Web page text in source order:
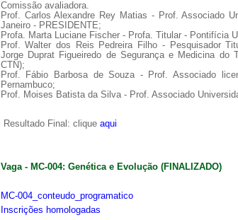
Comissão avaliadora.
Prof. Carlos Alexandre Rey Matias - Prof. Associado
Janeiro - PRESIDENTE;
Profa. Marta Luciane Fischer - Profa. Titular - Pontifícia
Prof. Walter dos Reis Pedreira Filho - Pesquisador
Jorge Duprat Figueiredo de Segurança e Medicina do
CTN);
Prof. Fábio Barbosa de Souza - Prof. Associado
Pernambuco;
Prof. Moises Batista da Silva - Prof. Associado
Resultado Final: clique aqui
Vaga - MC-004: Genética e Evolução (FINALIZADO)
MC-004_conteudo_programatico
Inscrições homologadas